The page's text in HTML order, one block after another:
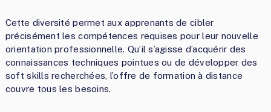
Cette diversité permet aux apprenants de cibler
précisément les compétences requises pour leur nouvelle
orientation professionnelle. Qu’il s’agisse d’acquérir des
connaissances techniques pointues ou de développer des
soft skills recherchées, l’offre de formation à distance
couvre tous les besoins.